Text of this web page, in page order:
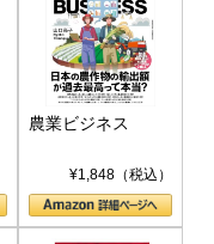
農業ビジネス
¥1,848（税込）